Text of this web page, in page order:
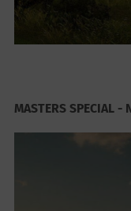
MASTERS SPECIAL -